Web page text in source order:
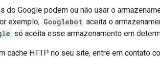
do Google podem ou não usar o
exemplo, Googlebot aceita o
só aceita esse armazenamento em
cache HTTP no seu site, entre em contato